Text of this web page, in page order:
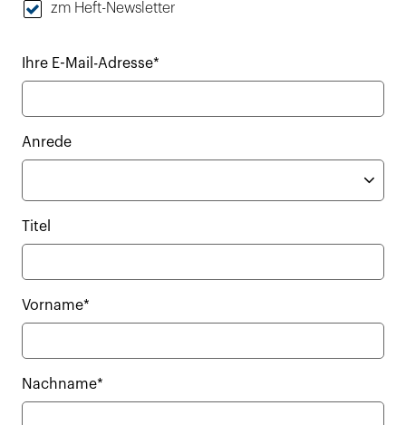
zm Heft-Newsletter
Ihre E-Mail-Adresse*
Anrede
Titel
Vorname*
Nachname*